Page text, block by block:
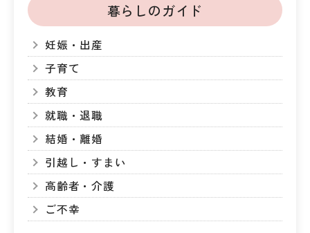
暮らしのガイド
妊娠・出産
子育て
教育
就職・退職
結婚・離婚
引越し・すまい
高齢者・介護
ご不幸